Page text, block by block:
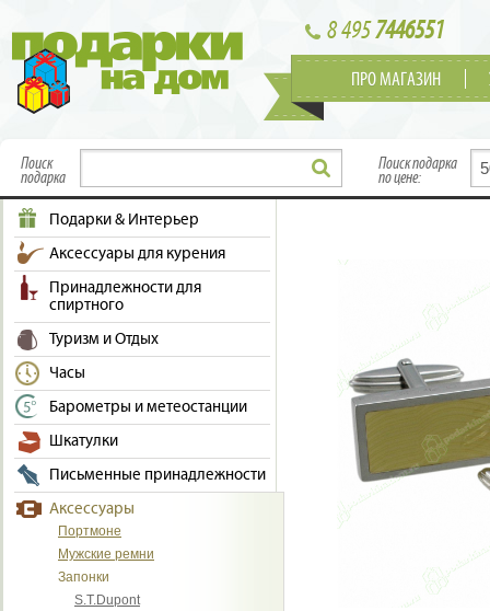
8 4957446551
ПРО МАГАЗИН
Поиск
подарка
Поиск подарка
по цене:
Подарки & Интерьер
Аксессуары для курения
Принадлежности для
спиртного
Туризм и Отдых
Часы
Барометры и метеостанции
Шкатулки
Письменные принадлежности
Аксессуары
Портмоне
Мужские ремни
Запонки
S.T.Dupont